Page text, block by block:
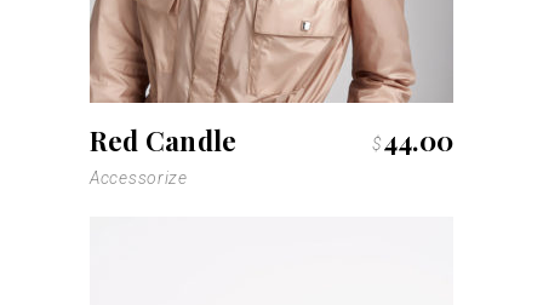
Red Candle $44.00
Accessorize